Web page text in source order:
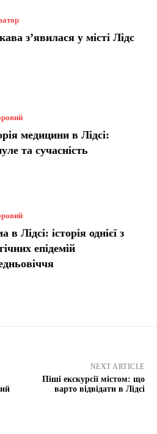
з’явилася у місті Лідс
медицини в Лідсі:
та сучасність
в Лідсі: історія однієї з
епідемій
NEXT ARTICLE
Піші екскурсії містом: що
варто відвідати в Лідсі